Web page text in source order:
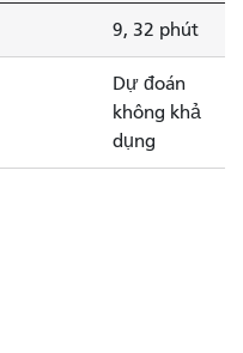
9, 32 phút
Dự đoán
không khả
dụng